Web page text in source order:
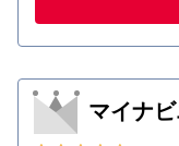
マイナ